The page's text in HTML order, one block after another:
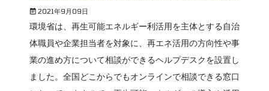
2021年9月09日
環境省は、再生可能エネルギー利活用を主体とする自治
体職員や企業担当者を対象に、再エネ活用の方向性や事
業の進め方について相談ができるヘルプデスクを設置し
ました。全国どこからでもオンラインで相談できる窓口